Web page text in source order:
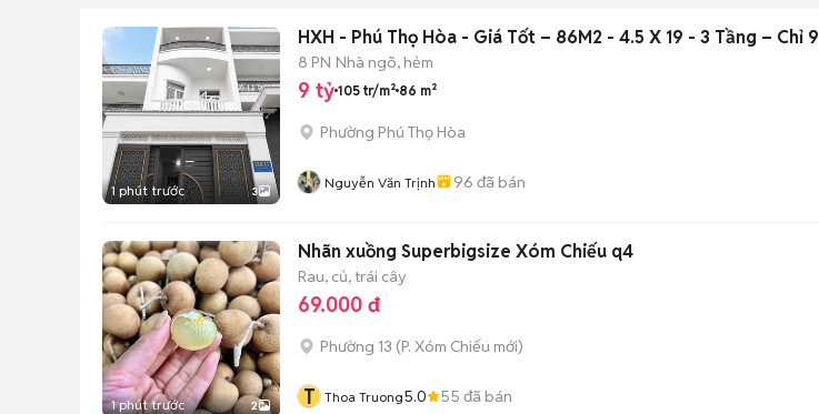
1 phút trước 3
HXH - Phú Thọ Hòa - Giá Tốt – 86M2 - 4.5 X 19 - 3 Tầng – Chỉ 9
8 PN Nhà ngõ, hẻm
9 tỷ 105 tr/m² 86 m²
Phường Phú Thọ Hòa
Nguyễn Văn Trịnh 96 đã bán
1 phút trước 2
Nhãn xuồng Superbigsize Xóm Chiếu q4
Rau, củ, trái cây
69.000 đ
Phường 13 (P. Xóm Chiếu mới)
T Thoa Truong5.0 55 đã bán